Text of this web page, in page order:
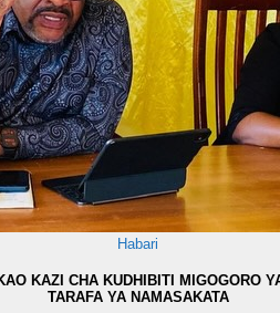
Habari
KAZI CHA KUDHIBITI MIGOGORO
TARAFA YA NAMASAKATA